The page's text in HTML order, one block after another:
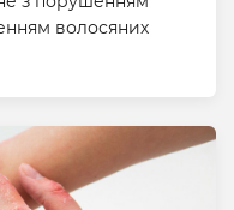
волосяних